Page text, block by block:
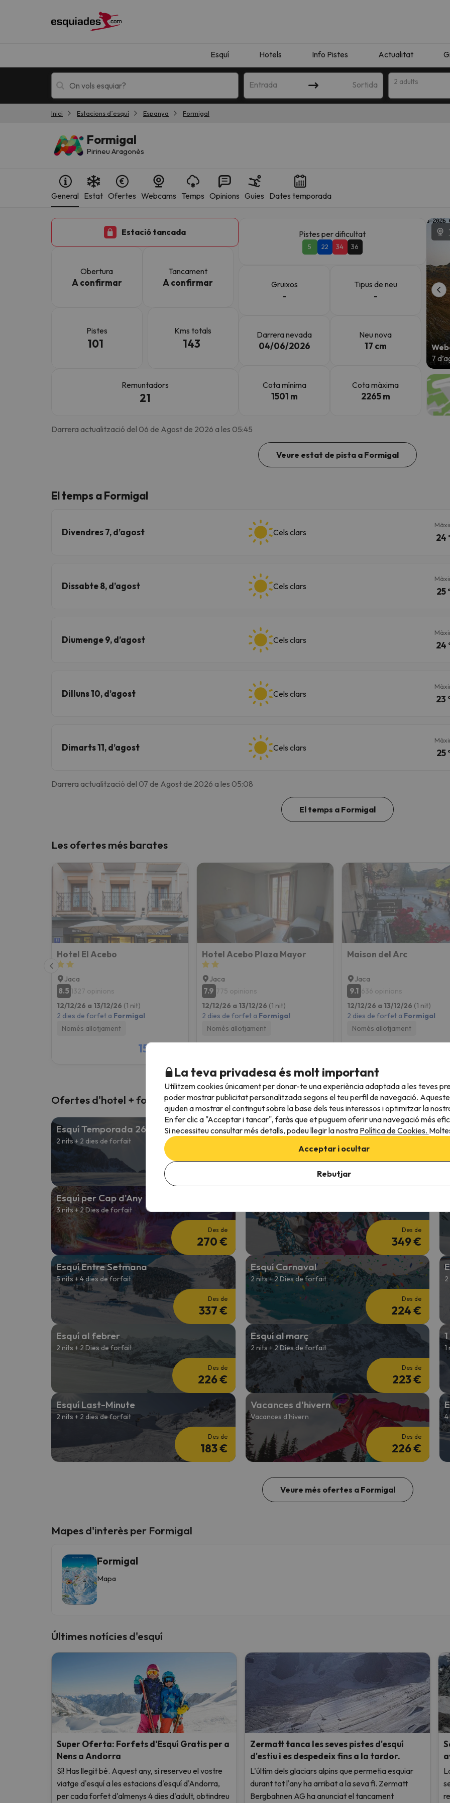
Esquí Hotels Info Pistes Actualitat
Entrada Sortida 2 adults
Inici Estacions d´esquí Espanya Formigal
Formigal
Pirineu Aragonès
General Estat Ofertes Webcams Temps Opinions Guies Dates temporada
Estació tancada
Obertura
A confirmar
Tancament
A confirmar
Pistes
101
Kms totals
143
Remuntadors
21
Pistes per dificultat
5 22 34 36
Gruixos
-
Tipus de neu
-
Darrera nevada
04/06/2026
Neu nova
17 cm
Cota mínima
1501 m
Cota màxima
2265 m
7
Darrera actualització del 06 de Agost de 2026 a les 05:45
Veure estat de pista a Formigal
El temps a Formigal
Divendres 7, d’agost Cels clars
24
Dissabte 8, d’agost Cels clars
25
Diumenge 9, d’agost Cels clars
24
Dilluns 10, d’agost Cels clars
23
Dimarts 11, d’agost Cels clars
25
Darrera actualització del 07 de Agost de 2026 a les 05:08
El temps a Formigal
Les ofertes més barates
Hotel El Acebo
Jaca
8.5 1327 opinions
12/12/26 a 13/12/26 (1 nit)
2 dies de forfet a Formigal
Només allotjament
157 €
Hotel Acebo Plaza Mayor
Jaca
7.9 775 opinions
12/12/26 a 13/12/26 (1 nit)
2 dies de forfet a Formigal
Només allotjament
Maison del Arc
Jaca
9.1 636 opinions
12/12/26 a 13/12/26 (1 nit)
2 dies de forfet a Formigal
Només allotjament
Ofertes d'hotel + forfet
Esquí Temporada 26/27
2 nits + 2 dies de forfait
Des de
Esquí Pont de Desembre
Des de
Esquí per Cap d'Any
3 nits + 2 Dies de forfait
Des de
270 €
4 nits + 3 Dies de forfait
Des de
349 €
Esquí Entre Setmana
5 nits + 4 dies de forfait
Des de
337 €
Esquí Carnaval
2 nits + 2 Dies de forfait
Des de
224 €
Esquí al febrer
2 nits + 2 Dies de forfait
Des de
226 €
Esquí al març
2 nits + 2 Dies de forfait
Des de
223 €
1
Esquí Last-Minute
2 nits + 2 dies de forfait
Des de
183 €
Vacances d'hivern
Vacances d'hivern
Des de
226 €
Veure més ofertes a Formigal
Mapes d'interès per Formigal
Formigal
Mapa
Últimes notícies d'esquí
Super Oferta: Forfets d'Esquí Gratis per a
Nens a Andorra
Sí! Has llegit bé. Aquest any, si reserveu el vostre
viatge d'esquí a les estacions d'esquí d'Andorra,
per cada forfet d'almenys 4 dies d'adult, obtindreu
Zermatt tanca les seves pistes d'esquí
d'estiu i es despedeix fins a la tardor.
L'últim dels glaciars alpins que permetia esquiar
durant tot l'any ha arribat a la seva fi. Zermatt
Bergbahnen AG ha anunciat el tancament
La teva privadesa és molt important
Utilitzem cookies únicament per donar-te una experiència adaptada a les teves
poder mostrar publicitat personalitzada segons el teu perfil de navegació.
ajuden a mostrar el contingut sobre la base dels teus interessos i optimitzar la
En fer clic a "Acceptar i tancar", faràs que et puguem oferir una navegació més
Si necessiteu consultar més detalls, podeu llegir la nostra Política de Cookies.
Acceptar i ocultar
Rebutjar